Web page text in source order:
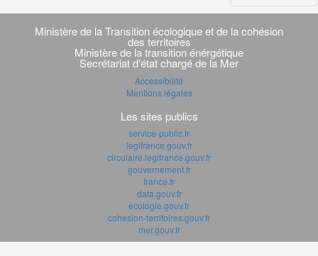
Navigation
transverse
Ministère de la Transition écologique et de la cohésion
des territoires
Ministère de la transition énérgétique
Secrétariat d'état chargé de la Mer
Accessibilité
Mentions légales
Les sites publics
service-public.fr
legifrance.gouv.fr
circulaire.legifrance.gouv.fr
gouvernement.fr
france.fr
data.gouv.fr
ecologie.gouv.fr
cohesion-territoires.gouv.fr
mer.gouv.fr